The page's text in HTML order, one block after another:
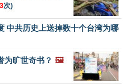
次)
中共历史上送掉数十个台湾为哪
为旷世奇书？ 🖼️